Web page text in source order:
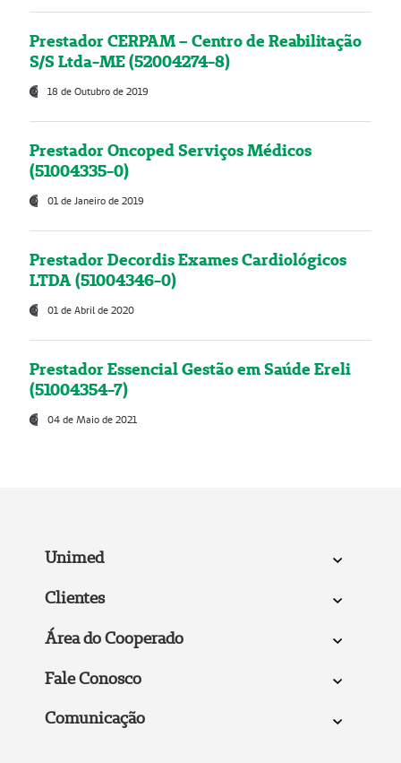
Prestador CERPAM – Centro de Reabilitação
S/S Ltda-ME (52004274-8)
18 de Outubro de 2019
Prestador Oncoped Serviços Médicos
(51004335-0)
01 de Janeiro de 2019
Prestador Decordis Exames Cardiológicos
LTDA (51004346-0)
01 de Abril de 2020
Prestador Essencial Gestão em Saúde Ereli
(51004354-7)
04 de Maio de 2021
Unimed
Clientes
Área do Cooperado
Fale Conosco
Comunicação